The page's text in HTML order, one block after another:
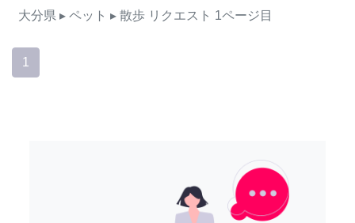
大分県 ▸ ペット ▸ 散歩 リクエスト 1ページ目
1